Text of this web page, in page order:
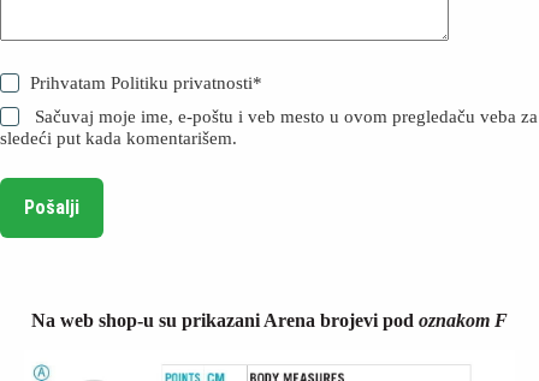
PrihvatamPolitiku privatnosti*
Sačuvaj moje ime, e-poštu i veb mesto u ovom pregledaču veba za
sledeći put kada komentarišem.
Pošalji
Na web shop-u su prikazani Arena brojevi pod oznakom F